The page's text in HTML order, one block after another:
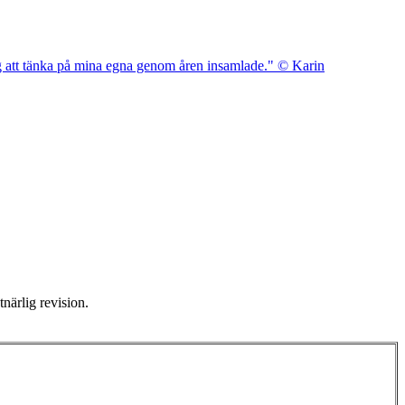
revision.